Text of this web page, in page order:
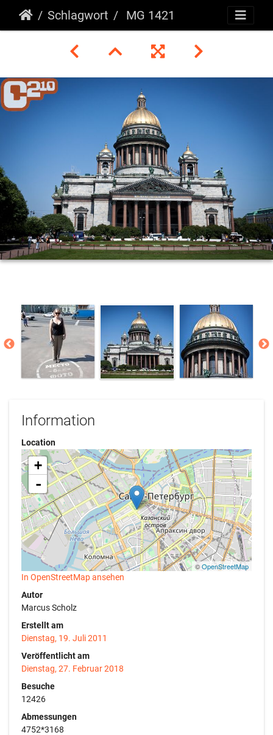
Schlagwort MG 1421
Information
Location
+
-
©OpenStreetMap
In OpenStreetMap ansehen
Autor
Marcus Scholz
Erstellt am
Dienstag, 19. Juli 2011
Veröffentlicht am
Dienstag, 27. Februar 2018
Besuche
12426
Abmessungen
4752*3168